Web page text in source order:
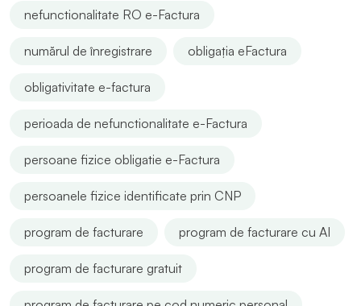
nefunctionalitate RO e-Factura
numărul de înregistrare obligația eFactura
obligativitate e-factura
perioada de nefunctionalitate e-Factura
persoane fizice obligatie e-Factura
persoanele fizice identificate prin CNP
program de facturare program de facturare cu AI
program de facturare gratuit